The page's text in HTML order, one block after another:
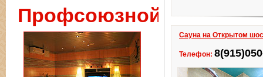
Сауна на Открытом
Телефон:
Профсоюзной